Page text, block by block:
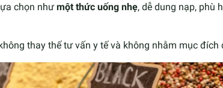
chọn như một thức uống nhẹ, dễ dung nạp, phù
thay thế tư vấn y tế và không nhằm mục đích